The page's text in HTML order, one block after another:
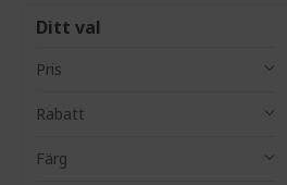
Ditt val
Pris
Rabatt
Färg